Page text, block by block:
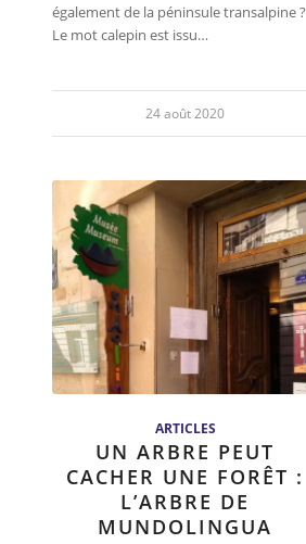
également de la péninsule transalpine ?
Le mot calepin est issu…
24 août 2020
ARTICLES
UN ARBRE PEUT
CACHER UNE FORÊT :
L’ARBRE DE
MUNDOLINGUA